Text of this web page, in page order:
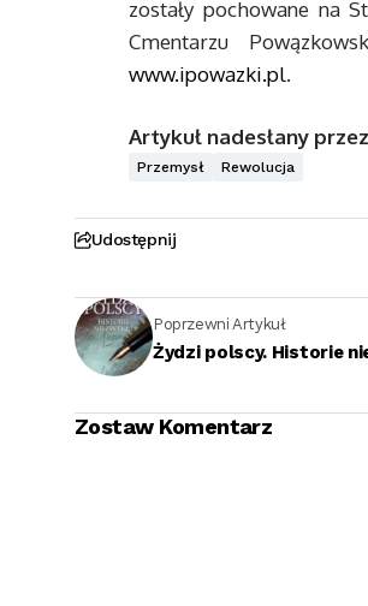
zostały pochowane na
Cmentarzu
www.ipowazki.pl.
Artykuł nadesłany
Przemysł Rewolucja
Udostępnij
Poprzewni Artykuł
Żydzi polscy. Historie
Zostaw Komentarz